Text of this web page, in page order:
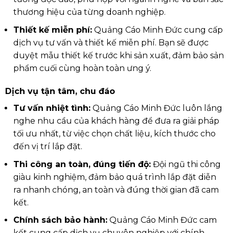
thương hiệu của từng doanh nghiệp.
Thiết kế miễn phí:Quảng Cáo Minh Đức cung cấp
dịch vụ tư vấn và thiết kế miễn phí. Bạn sẽ được
duyệt mẫu thiết kế trước khi sản xuất, đảm bảo sản
phẩm cuối cùng hoàn toàn ưng ý.
Dịch vụ tận tâm, chu đáo
Tư vấn nhiệt tình:Quảng Cáo Minh Đức luôn lắng
nghe nhu cầu của khách hàng để đưa ra giải pháp
tối ưu nhất, từ việc chọn chất liệu, kích thước cho
đến vị trí lắp đặt.
Thi công an toàn, đúng tiến độ:Đội ngũ thi công
giàu kinh nghiệm, đảm bảo quá trình lắp đặt diễn
ra nhanh chóng, an toàn và đúng thời gian đã cam
kết.
Chính sách bảo hành:Quảng Cáo Minh Đức cam